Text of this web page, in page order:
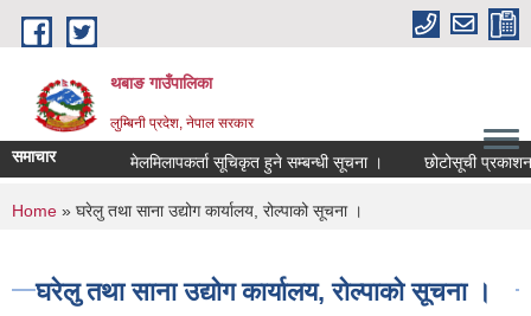
Skip to main content
थबाङ गाउँपालिका
लुम्बिनी प्रदेश, नेपाल सरकार
समाचार मेलमिलापकर्ता सूचिकृत हुने सम्बन्धी सूचना । छोटोसूची प्रकाशन
You are here
Home » घरेलु तथा साना उद्योग कार्यालय, रोल्पाको सूचना ।
घरेलु तथा साना उद्योग कार्यालय, रोल्पाको सूचना ।